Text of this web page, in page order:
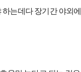
하는데다 장기간 야외